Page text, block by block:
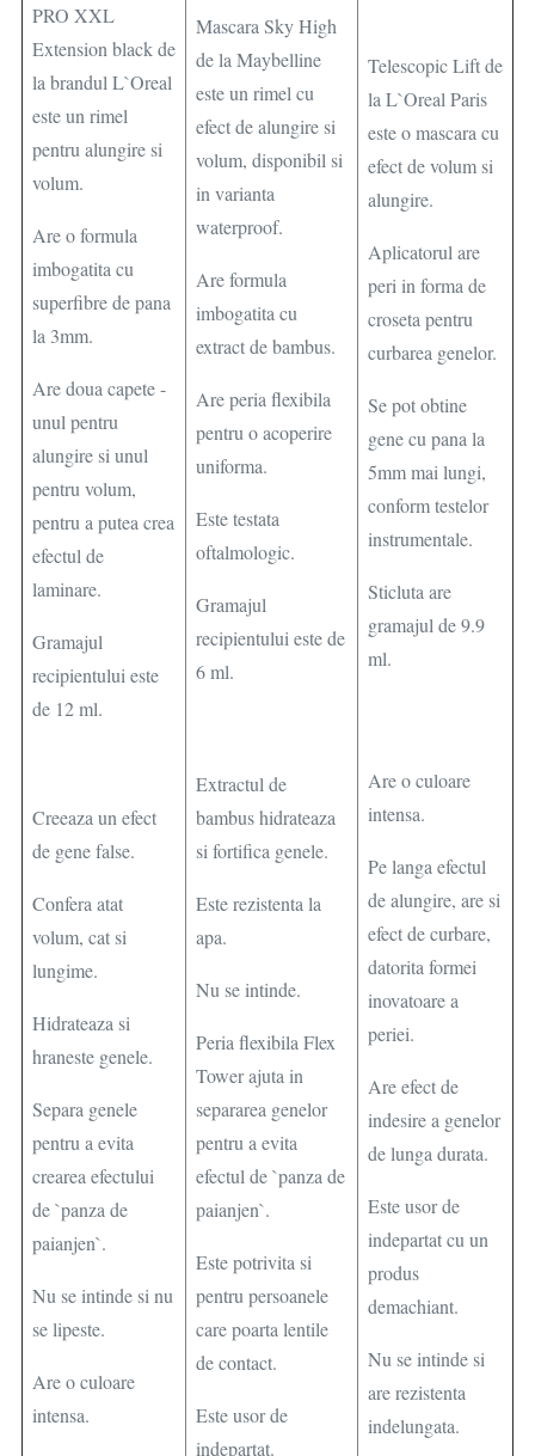
PRO XXL
Extension black de
la brandul L`Oreal
este un rimel
pentru alungire si
volum.
Are o formula
imbogatita cu
superfibre de pana
la 3mm.
Are doua capete -
unul pentru
alungire si unul
pentru volum,
pentru a putea crea
efectul de
laminare.
Gramajul
recipientului este
de 12 ml.
Mascara Sky High
de la Maybelline
este un rimel cu
efect de alungire si
volum, disponibil si
in varianta
waterproof.
Are formula
imbogatita cu
extract de bambus.
Are peria flexibila
pentru o acoperire
uniforma.
Este testata
oftalmologic.
Gramajul
recipientului este de
6 ml.
Telescopic Lift de
la L`Oreal Paris
este o mascara cu
efect de volum si
alungire.
Aplicatorul are
peri in forma de
croseta pentru
curbarea genelor.
Se pot obtine
gene cu pana la
5mm mai lungi,
conform testelor
instrumentale.
Sticluta are
gramajul de 9.9
ml.
Creeaza un efect
de gene false.
Confera atat
volum, cat si
lungime.
Hidrateaza si
hraneste genele.
Separa genele
pentru a evita
crearea efectului
de `panza de
paianjen`.
Nu se intinde si nu
se lipeste.
Are o culoare
intensa.
Extractul de
bambus hidrateaza
si fortifica genele.
Este rezistenta la
apa.
Nu se intinde.
Peria flexibila Flex
Tower ajuta in
separarea genelor
pentru a evita
efectul de `panza de
paianjen`.
Este potrivita si
pentru persoanele
care poarta lentile
de contact.
Este usor de
indepartat.
Are o culoare
intensa.
Pe langa efectul
de alungire, are si
efect de curbare,
datorita formei
inovatoare a
periei.
Are efect de
indesire a genelor
de lunga durata.
Este usor de
indepartat cu un
produs
demachiant.
Nu se intinde si
are rezistenta
indelungata.